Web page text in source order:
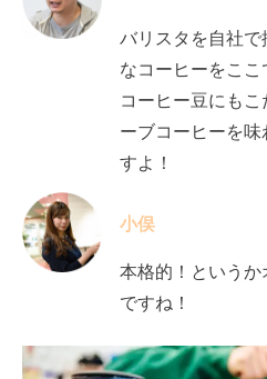
バリスタを自社
なコーヒーをここ
コーヒー豆にも
ーブコーヒーを
すよ！
小俣
本格的！という
ですね！